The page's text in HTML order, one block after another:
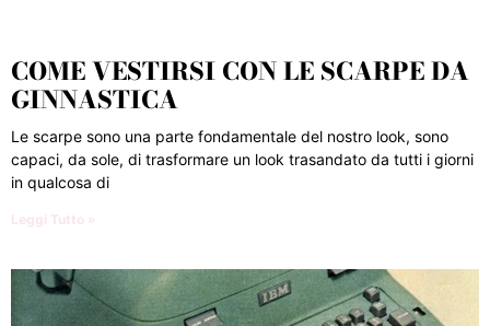
COME VESTIRSI CON LE SCARPE DA
GINNASTICA
Le scarpe sono una parte fondamentale del nostro look, sono
capaci, da sole, di trasformare un look trasandato da tutti i giorni
in qualcosa di
Leggi Tutto »